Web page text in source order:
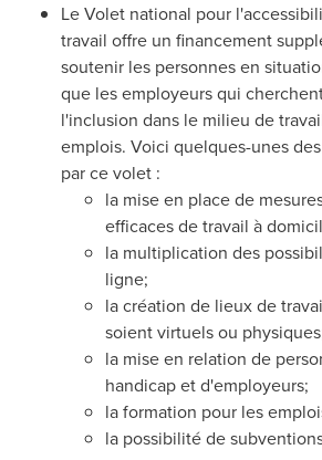
Le Volet national pour
travail offre un financement
soutenir les personnes en
que les employeurs qui
l'inclusion dans le milieu de
emplois. Voici quelques-unes
par ce volet :
la mise en place de
efficaces de travail à
la multiplication des
ligne;
la création de lieux de
soient virtuels ou
la mise en relation de
handicap et d'employeurs;
la formation pour les
la possibilité de